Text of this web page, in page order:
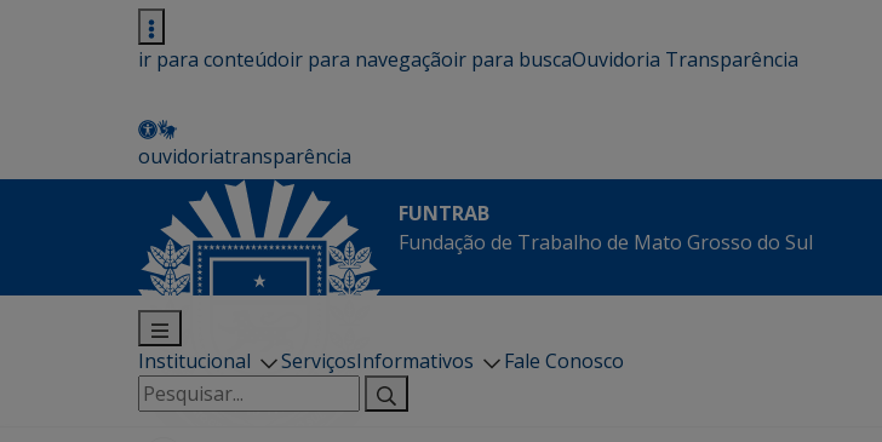
ir para conteúdoir para navegaçãoir para buscaOuvidoria Transparência
ouvidoriatransparência
FUNTRAB
Fundação de Trabalho de Mato Grosso do Sul
Institucional ServiçosInformativos
Fale Conosco
Pesquisar
por: